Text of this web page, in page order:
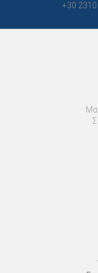
+30